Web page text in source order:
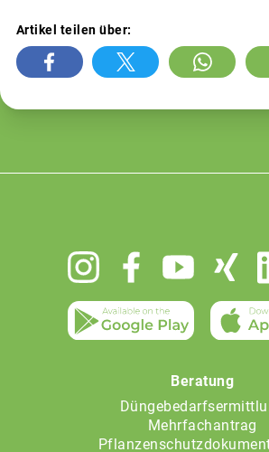
Artikel teilen über:
Beratung
Mehrfachantrag